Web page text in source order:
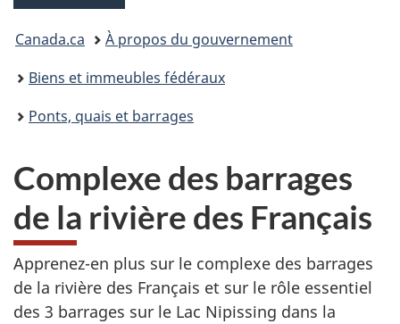
Vous
êtes
ici :
Canada.ca
À propos du gouvernement
Biens et immeubles fédéraux
Ponts, quais et barrages
Complexe des barrages
de la rivière des Français
Apprenez-en plus sur le complexe des barrages
de la rivière des Français et sur le rôle essentiel
des 3 barrages sur le Lac Nipissing dans la